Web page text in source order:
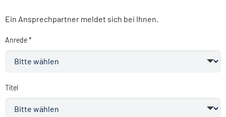
Ein Ansprechpartner meldet sich bei Ihnen.
Anrede *
Titel